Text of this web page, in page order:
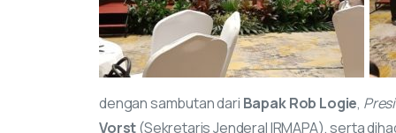
dengan sambutan dari Bapak Rob Logie,
Vorst(Sekretaris Jenderal IRMAPA), serta